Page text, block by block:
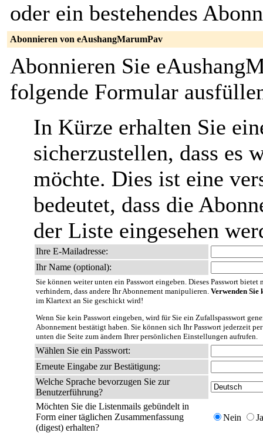
oder ein bestehendes
Abonnieren von eAushangMarumPav
Abonnieren Sie
folgende Formular
In Kürze erhalten Sie
sicherzustellen, dass es
möchte. Dies ist eine
bedeutet, dass die
der Liste eingesehen
Ihre E-Mailadresse:
Ihr Name (optional):
Sie können weiter unten ein Passwort eingeben. Dieses Passwort
verhindern, dass andere Ihr Abonnement manipulieren. Verwenden Sie
im Klartext an Sie geschickt wird!
Wenn Sie kein Passwort eingeben, wird für Sie ein Zufallspasswort
Abonnement bestätigt haben. Sie können sich Ihr Passwort jederzeit
unten die Seite zum ändern Ihrer persönlichen Einstellungen aufrufen.
Wählen Sie ein Passwort:
Erneute Eingabe zur Bestätigung:
Welche Sprache bevorzugen Sie zur
Benutzerführung?
Möchten Sie die Listenmails gebündelt in
Form einer täglichen Zusammenfassung
(digest) erhalten?
Nein Ja